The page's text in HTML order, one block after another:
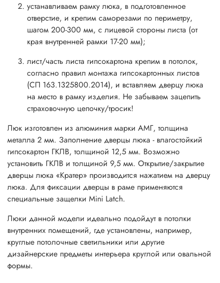
устанавливаем рамку люка, в подготовленное
отверстие, и крепим саморезами по периметру,
шагом 200-300 мм, с лицевой стороны листа (от
края внутренней рамки 17-20 мм);
лист/часть листа гипсокартона крепим в потолок,
согласно правил монтажа гипсокартонных листов
(СП 163.1325800.2014), и вставляем дверцу люка
на место в рамку изделия. Не забываем зацепить
страховочную цепочку/тросик!
Люк изготовлен из алюминия марки АМГ, толщина
металла 2 мм. Заполнение дверцы люка - влагостойкий
гипсокартон ГКЛВ, толщиной 12,5 мм. Возможно
установить ГКЛВ и толщиной 9,5 мм. Открытие/закрытие
дверцы люка «Кратер» производится нажатием на дверцу
люка. Для фиксации дверцы в раме применяются
специальные защелки Mini Latch.
Люки данной модели идеально подойдут в потолки
внутренних помещений, где установлены, например,
круглые потолочные светильники или другие
дизайнерские предметы интерьера круглой или овальной
формы.